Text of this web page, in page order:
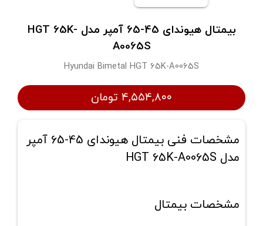
بیمتال هیوندای 45-65 آمپر مدل HGT 65K-
A0065S
Hyundai Bimetal HGT 65K-A0065S
۴,۵۵۴,۸۰۰ تومان
مشخصات فنی بیمتال هیوندای 45-65 آمپر
مدل HGT 65K-A0065S
مشخصات بیمتال